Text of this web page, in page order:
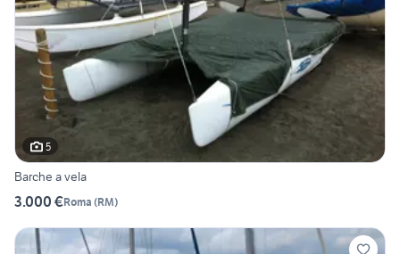
5
Barche a vela
3.000 €Roma (RM)